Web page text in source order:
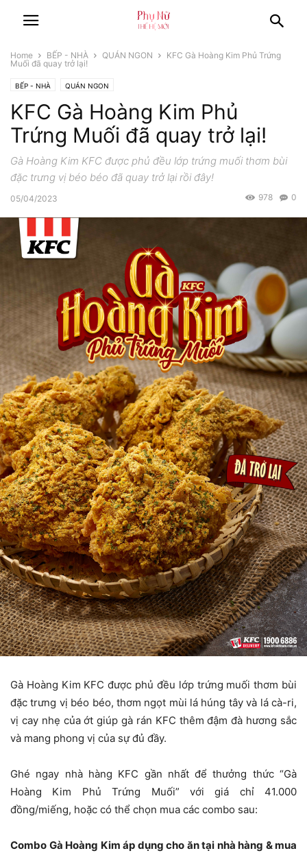
Home BẾP - NHÀ QUÁN NGON
KFC Gà Hoàng Kim Phủ Trứng
Muối đã quay trở lại!
BẾP - NHÀ QUÁN NGON
KFC Gà Hoàng Kim Phủ
Trứng Muối đã quay trở lại!
Gà Hoàng Kim KFC được phủ đều lớp trứng muối thơm bùi
đặc trưng vị béo béo đã quay trở lại rồi đây!
05/04/2023 0
978
Gà Hoàng Kim KFC được phủ đều lớp trứng muối thơm bùi
đặc trưng vị béo béo, thơm ngọt mùi lá húng tây và lá cà-ri,
vị cay nhẹ của ớt giúp gà rán KFC thêm đậm đà hương sắc
và mang phong vị của sự đủ đầy.
Ghé ngay nhà hàng KFC gần nhất để thưởng thức “Gà
Hoàng Kim Phủ Trứng Muối” với giá chỉ 41.000
đồng/miếng, hoặc có thể chọn mua các combo sau:
Combo Gà Hoàng Kim áp dụng cho ăn tại nhà hàng & mua